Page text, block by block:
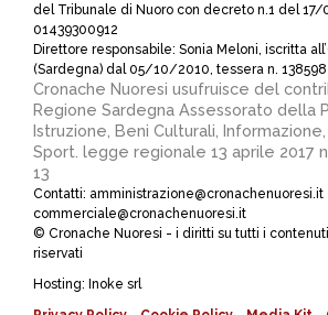
del Tribunale di Nuoro con decreto n.1 del 17/
01439300912
Direttore responsabile: Sonia Meloni, iscritta
(Sardegna) dal 05/10/2010, tessera n. 138598
Cronache Nuoresi usufruisce del
Regione Sardegna Assessorato della
Istruzione, Beni Culturali,
Sport. legge regionale 13 aprile 2017
13
Contatti: amministrazione@cronachenuoresi.it
commerciale@cronachenuoresi.it
© Cronache Nuoresi - i diritti su tutti i
riservati
Hosting: Inoke srl